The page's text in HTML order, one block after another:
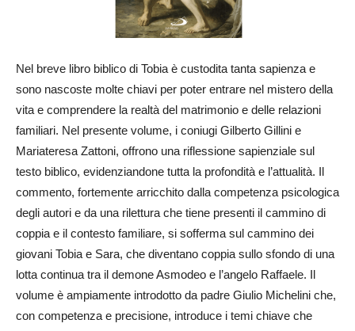
Nel breve libro biblico di Tobia è custodita tanta sapienza e
sono nascoste molte chiavi per poter entrare nel mistero della
vita e comprendere la realtà del matrimonio e delle relazioni
familiari. Nel presente volume, i coniugi Gilberto Gillini e
Mariateresa Zattoni, offrono una riflessione sapienziale sul
testo biblico, evidenziandone tutta la profondità e l’attualità. Il
commento, fortemente arricchito dalla competenza psicologica
degli autori e da una rilettura che tiene presenti il cammino di
coppia e il contesto familiare, si sofferma sul cammino dei
giovani Tobia e Sara, che diventano coppia sullo sfondo di una
lotta continua tra il demone Asmodeo e l’angelo Raffaele. Il
volume è ampiamente introdotto da padre Giulio Michelini che,
con competenza e precisione, introduce i temi chiave che